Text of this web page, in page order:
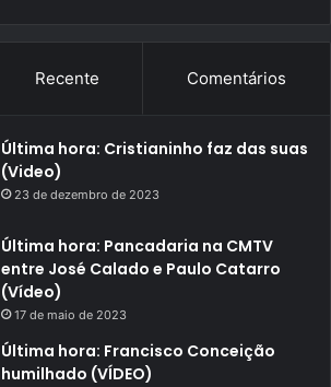
Recente Comentários
Última hora: Cristianinho faz das suas
(Video)
23 de dezembro de 2023
Última hora: Pancadaria na CMTV
entre José Calado e Paulo Catarro
(Vídeo)
17 de maio de 2023
Última hora: Francisco Conceição
humilhado (VÍDEO)